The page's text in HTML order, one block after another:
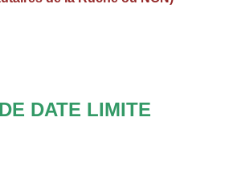
DATE LIMITE